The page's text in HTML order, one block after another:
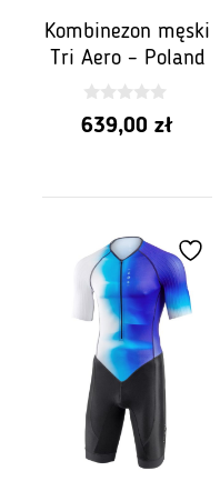
Kombinezon męski
Tri Aero – Poland
0
z
639,00 zł